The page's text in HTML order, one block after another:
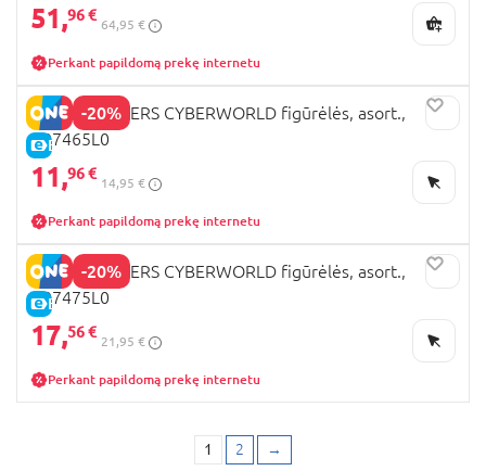
51,96 €
64,95 €
Perkant papildomą prekę internetu
-20%
E-KAINA
TRANSFORMERS CYBERWORLD figūrėlės, asort.,
G07465L0
11,96 €
14,95 €
Perkant papildomą prekę internetu
-20%
E-KAINA
TRANSFORMERS CYBERWORLD figūrėlės, asort.,
G07475L0
17,56 €
21,95 €
Perkant papildomą prekę internetu
1 2 →